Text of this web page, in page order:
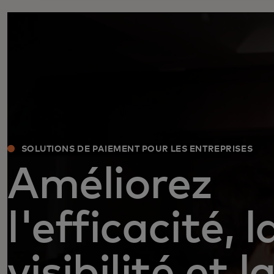
SOLUTIONS DE PAIEMENT POUR LES ENTREPRISES
Améliorez
l'efficacité,